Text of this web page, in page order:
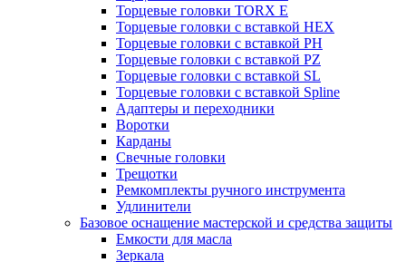
Торцевые головки TORX Е
Торцевые головки с вставкой HEX
Торцевые головки с вставкой PH
Торцевые головки с вставкой PZ
Торцевые головки с вставкой SL
Торцевые головки с вставкой Spline
Адаптеры и переходники
Воротки
Карданы
Свечные головки
Трещотки
Ремкомплекты ручного инструмента
Удлинители
Базовое оснащение мастерской и средства защиты
Емкости для масла
Зеркала